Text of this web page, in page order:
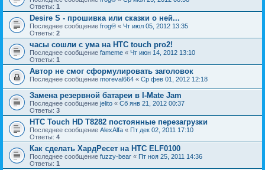
Ответы: 1
Desire S - прошивка или сказки о ней...
Последнее сообщение frog® « Чт июл 05, 2012 13:35
Ответы: 2
часы сошли с ума на HTC touch pro2!
Последнее сообщение fameme « Чт июн 14, 2012 13:10
Ответы: 1
Автор не смог сформулировать заголовок
Последнее сообщение moreval664 « Ср фев 01, 2012 12:18
Замена резервной батареи в I-Mate Jam
Последнее сообщение jelito « Сб янв 21, 2012 00:37
Ответы: 3
HTC Touch HD T8282 постоянные перезагрузки
Последнее сообщение AlexAlfa « Пт дек 02, 2011 17:10
Ответы: 4
Как сделать ХардРесет на HTC ELF0100
Последнее сообщение fuzzy-bear « Пт ноя 25, 2011 14:36
Ответы: 1